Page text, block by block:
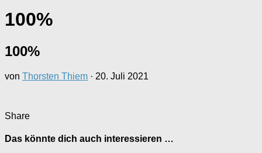
100%
100%
von Thorsten Thiem · 20. Juli 2021
Share
Das könnte dich auch interessieren …